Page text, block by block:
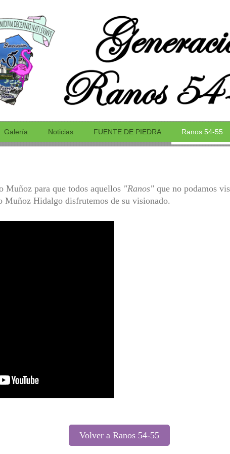
Galería Noticias FUENTE DE PIEDRA Ranos 54-55
55
Muñoz para que todos aquellos "Ranos" que no podamos
Muñoz Hidalgo disfrutemos de su visionado.
Volver a Ranos 54-55